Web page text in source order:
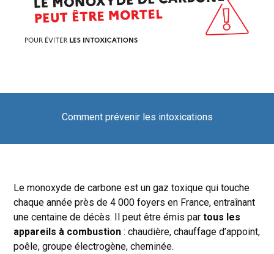
Comment prévenir les intoxications
Le monoxyde de carbone est un gaz toxique qui touche
chaque année près de 4 000 foyers en France, entraînant
une centaine de décès. Il peut être émis par tous les
appareils à combustion : chaudière, chauffage d’appoint,
poêle, groupe électrogène, cheminée.